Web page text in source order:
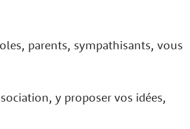
parents, sympathisants, vous
y proposer vos idées,